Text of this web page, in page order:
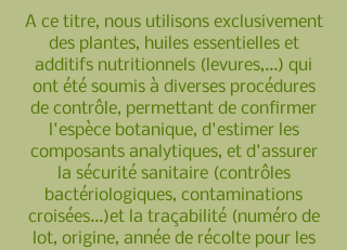
A ce titre, nous utilisons exclusivement
des plantes, huiles essentielles et
additifs nutritionnels (levures,...) qui
ont été soumis à diverses procédures
de contrôle, permettant de confirmer
l'espèce botanique, d'estimer les
composants analytiques, et d'assurer
la sécurité sanitaire (contrôles
bactériologiques, contaminations
croisées...)et la traçabilité (numéro de
lot, origine, année de récolte pour les